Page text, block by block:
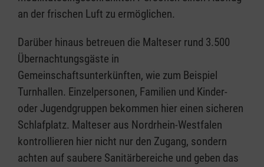
an der frischen Luft zu ermöglichen.
Darüber hinaus betreuen die Malteser rund 3.500
Übernachtungsgäste in
Gemeinschaftsunterkünften, wie zum Beispiel
Turnhallen. Einzelpersonen, Familien und Kinder-
oder Jugendgruppen bekommen hier einen sicheren
Schlafplatz. Malteser aus Nordrhein-Westfalen
kontrollieren hier nicht nur den Zugang, sondern
achten auf saubere Sanitärbereiche und geben das